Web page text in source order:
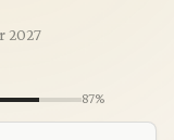
2027
87%